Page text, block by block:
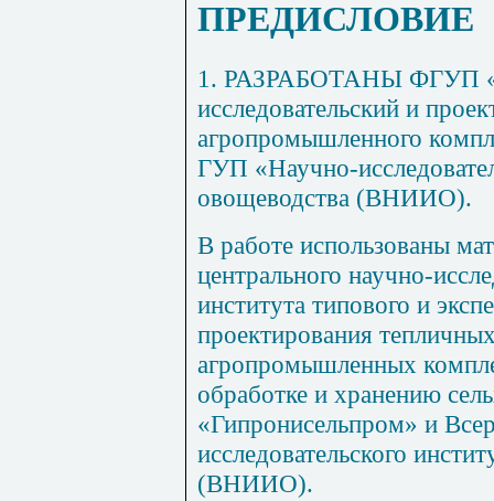
ПРЕДИСЛОВИЕ
1. РАЗРАБОТАНЫ ФГУП
исследовательский и
агропромышленного
ГУП «Научно-
овощеводства (ВНИИО).
В работе использованы
центрального научно-
института типового и
проектирования
агропромышленных
обработке и хранению
«Гипронисельпром» и
исследовательского
(ВНИИО).